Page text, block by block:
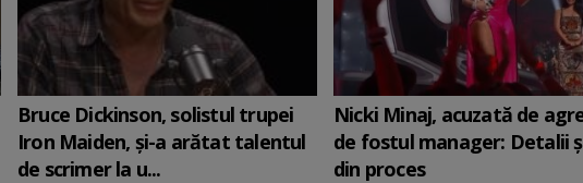
Bruce Dickinson, solistul trupei
Iron Maiden, şi-a arătat talentul
de scrimer la u...
Nicki Minaj, acuzată de
de fostul manager: Detalii
din proces